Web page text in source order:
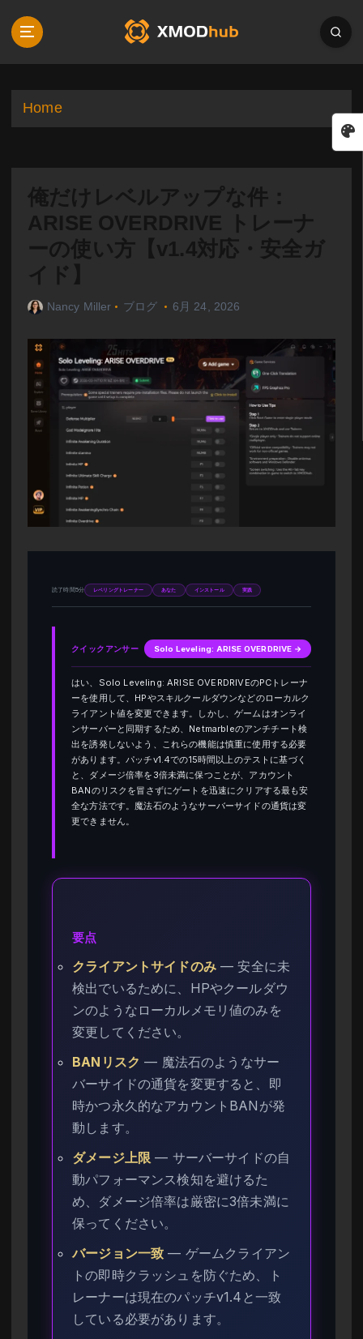
p
Home
俺だけレベルアップな件：
ARISE OVERDRIVE トレーナ
ーの使い方【v1.4対応・安全ガ
イド】
Nancy Miller ブログ 6月 24, 2026
読了時間5分 レベリングトレーナー あなた インストール 実践
クイックアンサー Solo Leveling: ARISE OVERDRIVE →
はい、Solo Leveling: ARISE OVERDRIVEのPCトレーナ
ーを使用して、HPやスキルクールダウンなどのローカルク
ライアント値を変更できます。しかし、ゲームはオンライ
ンサーバーと同期するため、Netmarbleのアンチチート検
出を誘発しないよう、これらの機能は慎重に使用する必要
があります。パッチv1.4での15時間以上のテストに基づく
と、ダメージ倍率を3倍未満に保つことが、アカウント
BANのリスクを冒さずにゲートを迅速にクリアする最も安
全な方法です。魔法石のようなサーバーサイドの通貨は変
更できません。
要点
クライアントサイドのみ— 安全に未
検出でいるために、HPやクールダウ
ンのようなローカルメモリ値のみを
変更してください。
BANリスク — 魔法石のようなサー
バーサイドの通貨を変更すると、即
時かつ永久的なアカウントBANが発
動します。
ダメージ上限 — サーバーサイドの自
動パフォーマンス検知を避けるた
め、ダメージ倍率は厳密に3倍未満に
保ってください。
バージョン一致 — ゲームクライアン
トの即時クラッシュを防ぐため、ト
レーナーは現在のパッチv1.4と一致
している必要があります。